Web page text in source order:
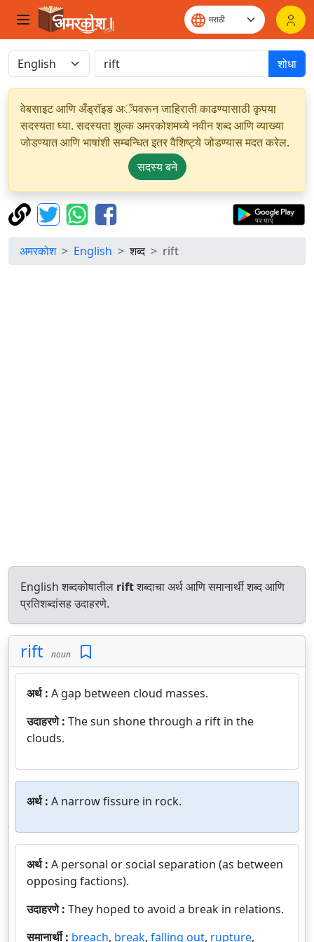
शोधा
वेबसाइट आणि अँड्रॉइड अॅपवरून जाहिराती काढण्यासाठी कृपया
सदस्यता घ्या. सदस्यता शुल्क अमरकोशमध्ये नवीन शब्द आणि व्याख्या
जोडण्यात आणि भाषांशी सम्बन्धित इतर वैशिष्ट्ये जोडण्यास मदत करेल.
सदस्य बने
अमरकोश English शब्द rift
English शब्दकोषातील riftशब्दाचा अर्थ आणि समानार्थी शब्द आणि
प्रतिशब्दांसह उदाहरणे.
rift noun
अर्थ : A gap between cloud masses.
उदाहरणे : The sun shone through a rift in the
clouds.
अर्थ : A narrow fissure in rock.
अर्थ : A personal or social separation (as between
opposing factions).
उदाहरणे : They hoped to avoid a break in relations.
समानार्थी : breach, break, falling out, rupture,